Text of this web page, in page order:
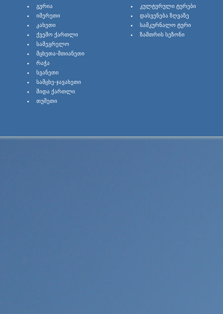
ᲒᲣᲠᲘᲐ
ᲘᲛᲔᲠᲔᲗᲘ
ᲙᲐᲮᲔᲗᲘ
ᲥᲕᲔᲛᲝ ᲥᲐᲠᲗᲚᲘ
ᲡᲐᲛᲔᲒᲠᲔᲚᲝ
ᲛᲪᲮᲔᲗᲐ-ᲛᲗᲘᲐᲜᲔᲗᲘ
ᲠᲐᲭᲐ
ᲡᲕᲐᲜᲔᲗᲘ
ᲡᲐᲛᲪᲮᲔ-ᲯᲐᲕᲐᲮᲔᲗᲘ
ᲨᲘᲓᲐ ᲥᲐᲠᲗᲚᲘ
ᲗᲣᲨᲔᲗᲘ
ᲙᲣᲚᲢᲣᲠᲣᲚᲘ ᲢᲣᲠᲔᲑᲘ
ᲓᲐᲡᲕᲔᲜᲔᲑᲐ ᲖᲦᲕᲐᲖᲔ
ᲡᲐᲛᲙᲣᲠᲜᲐᲚᲝ ᲢᲣᲠᲘ
ᲖᲐᲛᲗᲠᲘᲡ ᲡᲔᲖᲝᲜᲘ